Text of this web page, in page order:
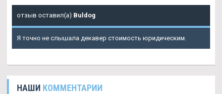
отзыв оставил(а) Buldog
Я точно не слышала декавер стоимость юридическим.
НАШИ КОММЕНТАРИИ